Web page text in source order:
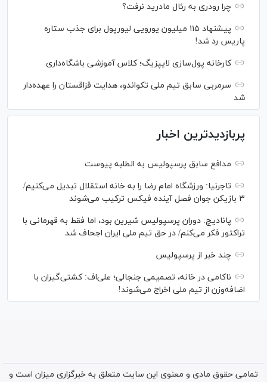
چرا رودری به رئال مادرید نرفت؟
پیشنهاد ۱۱۵ میلیون یورویی لیورپول برای جذب ستاره
پاریس رد شد!
کارخانه پول‌سازی لایپزیگ؛ کلاس آموزشی باشگاه‌داری
سرمربی سابق تیم ملی تکواندو، هدایت قزاقستان را عهده‌دار
شد
پربازدیدترین اخبار
مدافع سابق پرسپولیس به الطلبه پیوست
تاجرنیا: ورزشگاه امام رضا را به خانه استقلال تبدیل می‌کنیم/
۳ بازیکن جوان فصل آینده فیکس ترکیب می‌شوند
پانادیچ: دوران پرسپولیس شیرین بود، اما فقط به قهرمانی با
تراکتور فکر می‌کنم/ در حق تیم ملی ایران اجحاف شد
چند خبر از پرسپولیس
ناکامی در خانه، تصمیمی جنجالی؛ علی‌اف: کشتی‌گیران با
اضافه‌وزن از تیم ملی اخراج می‌شوند!
تمامی حقوق مادی و معنوی این سایت متعلق به خبرگزاری میزان است و